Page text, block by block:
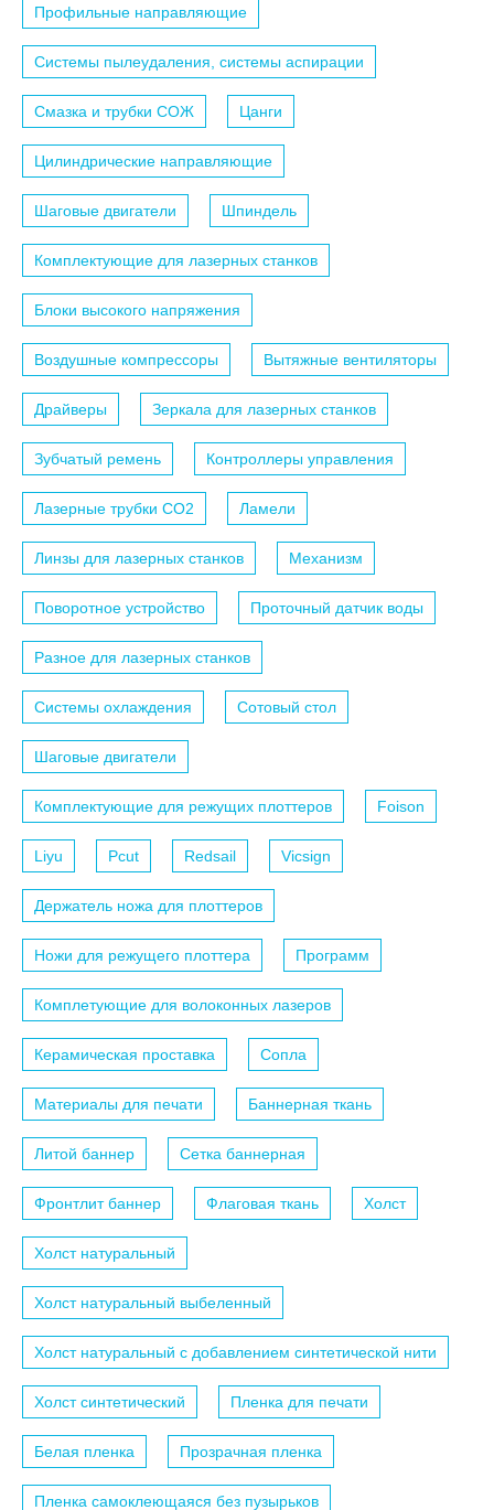
Профильные направляющие
Системы пылеудаления, системы аспирации
Смазка и трубки СОЖ Цанги
Цилиндрические направляющие
Шаговые двигатели Шпиндель
Комплектующие для лазерных станков
Блоки высокого напряжения
Воздушные компрессоры Вытяжные вентиляторы
Драйверы Зеркала для лазерных станков
Зубчатый ремень Контроллеры управления
Лазерные трубки СО2 Ламели
Линзы для лазерных станков Механизм
Поворотное устройство Проточный датчик воды
Разное для лазерных станков
Системы охлаждения Сотовый стол
Шаговые двигатели
Комплектующие для режущих плоттеров Foison
Liyu Pcut Redsail Vicsign
Держатель ножа для плоттеров
Ножи для режущего плоттера Программ
Комплетующие для волоконных лазеров
Керамическая проставка Сопла
Материалы для печати Баннерная ткань
Литой баннер Сетка баннерная
Фронтлит баннер Флаговая ткань Холст
Холст натуральный
Холст натуральный выбеленный
Холст натуральный с добавлением синтетической нити
Холст синтетический Пленка для печати
Белая пленка Прозрачная пленка
Пленка самоклеющаяся без пузырьков